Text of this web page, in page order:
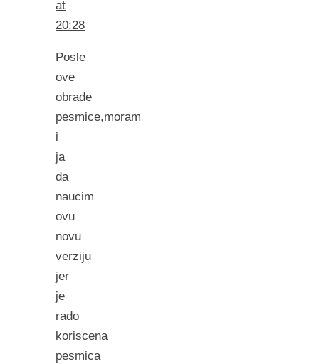
at
20:28
Posle
ove
obrade
pesmice,moram
i
ja
da
naucim
ovu
novu
verziju
jer
je
rado
koriscena
pesmica